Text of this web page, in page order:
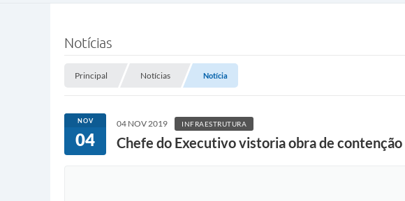
Notícias
Principal Notícias Notícia
NOV
04
04 NOV 2019 INFRAESTRUTURA
Chefe do Executivo vistoria obra de contenção